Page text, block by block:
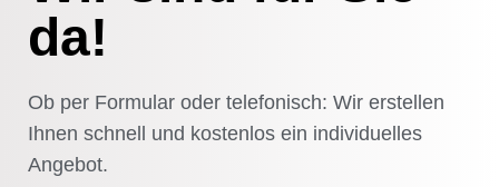
da!
Ob per Formular oder telefonisch: Wir erstellen
Ihnen schnell und kostenlos ein individuelles
Angebot.